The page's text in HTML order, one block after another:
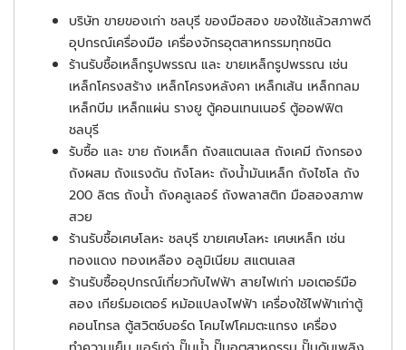
บริษัท ขายของเก่า ชลบุรี ของมือสอง ของใช้แล้วสภาพดี
อุปกรณ์เครื่องมือ เครื่องจักรอุตสาหกรรมทุกชนิด
ร้านรับชื้อเหล็กรูปพรรณ และ ขายเหล็กรูปพรรณ เช่น
เหล็กโครงสร้าง เหล็กโครงหลังคา เหล็กเส้น เหล็กกลม
เหล็กบีม เหล็กแผ่น รางยู ตู้คอนเทนเนอร์ ตู้ออฟฟิต
ชลบุรี
รับซื้อ และ ขาย ถังเหล็ก ถังสแตนเลส ถังเคมี ถังกรอง
ถังผสม ถังแรงดัน ถังโลหะ ถังน้ำมันเหล็ก ถังไซโล ถัง
200 ลิตร ถังน้ำ ถังคลูเลอร์ ถังพลาสติก มือสองสภาพ
สวย
ร้านรับชื้อเศษโลหะ ชลบุรี ขายเศษโลหะ เศษเหล็ก เช่น
ทองแดง ทองเหลือง อลูมิเนียม สแตนเลส
ร้านรับซื้ออุปกรณ์เกี่ยวกับไฟฟ้า สายไฟเก่า มอเตอร์มือ
สอง เกียร์มอเตอร์ หม้อแปลงไฟฟ้า เครื่องใช้ไฟฟ้าเก่าตู้
คอนโทรล ตู้สวิตช์บอร์ด โคมไฟโคมตะแกรง เครื่อง